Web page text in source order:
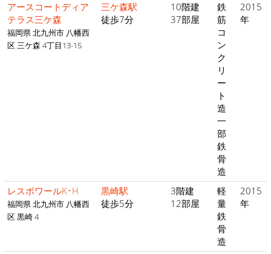
アースコートディア
テラス三ケ森
福岡県 北九州市 八幡西
区 三ケ森 4丁目13-15
三ケ森駅
徒歩7分
10階建
37部屋
鉄
筋
コ
ン
ク
リ
ー
ト
造
一
部
鉄
骨
造
2015
年
レスポワールK･H
福岡県 北九州市 八幡西
区 黒崎 4
黒崎駅
徒歩5分
3階建
12部屋
軽
量
鉄
骨
造
2015
年